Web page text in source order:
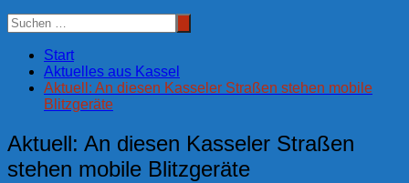
Start
Aktuelles aus Kassel
Aktuell: An diesen Kasseler Straßen stehen mobile
Blitzgeräte
Aktuell: An diesen Kasseler Straßen
stehen mobile Blitzgeräte